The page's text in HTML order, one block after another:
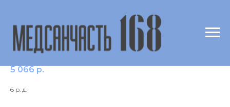
Прокаинамид
5 066 р.
6 р. д.